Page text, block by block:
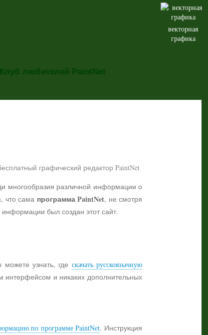
векторная
графика
Клуб любителей PaintNet
многообразия различной информации о
что сама программа PaintNet, не смотря
был создан этот сайт.
узнать, где скачать русскоязычную
интерфейсом и никаких дополнительных
по программе PaintNet. Инструкция